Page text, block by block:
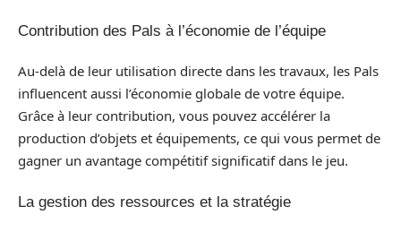
Contribution des Pals à l’économie de l’équipe
Au-delà de leur utilisation directe dans les travaux, les Pals
influencent aussi l’économie globale de votre équipe.
Grâce à leur contribution, vous pouvez accélérer la
production d’objets et équipements, ce qui vous permet de
gagner un avantage compétitif significatif dans le jeu.
La gestion des ressources et la stratégie